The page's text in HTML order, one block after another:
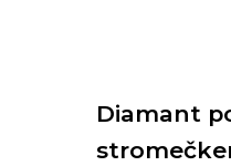
Diamant